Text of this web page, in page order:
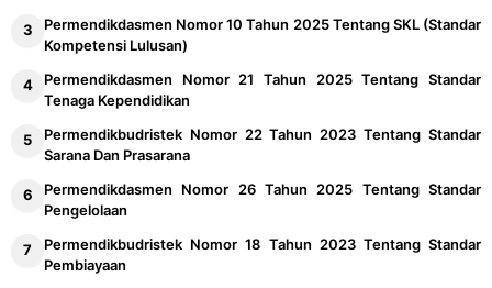
Permendikdasmen Nomor 10 Tahun 2025 Tentang SKL (Standar
Kompetensi Lulusan)
Permendikdasmen Nomor 21 Tahun 2025 Tentang Standar
Tenaga Kependidikan
Permendikbudristek Nomor 22 Tahun 2023 Tentang Standar
Sarana Dan Prasarana
Permendikdasmen Nomor 26 Tahun 2025 Tentang Standar
Pengelolaan
Permendikbudristek Nomor 18 Tahun 2023 Tentang Standar
Pembiayaan